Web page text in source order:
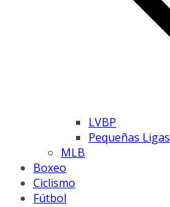
LVBP
Pequeñas Ligas
MLB
Boxeo
Ciclismo
Fútbol